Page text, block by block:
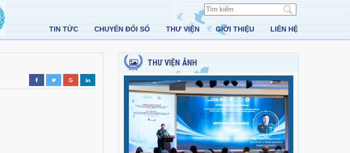
TIN TỨC CHUYỂN ĐỔI SỐ THƯ VIỆN GIỚI THIỆU LIÊN HỆ
THƯ VIỆN ẢNH